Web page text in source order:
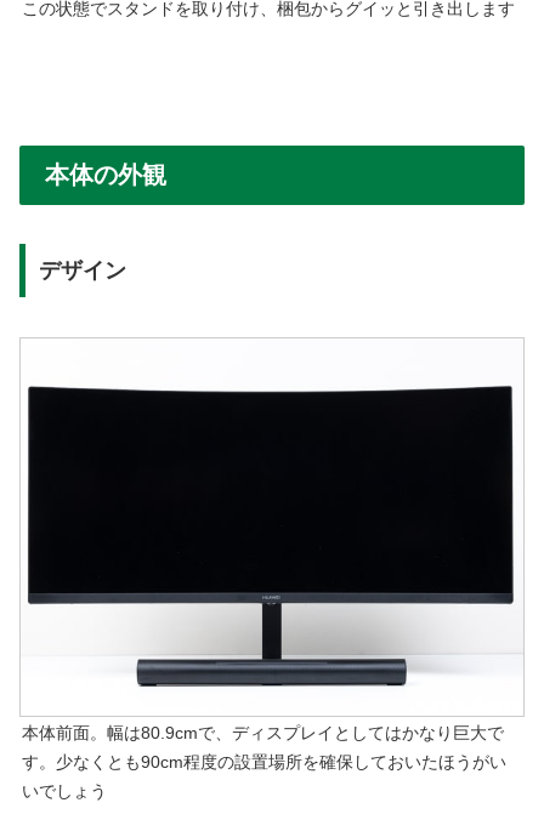
この状態でスタンドを取り付け、梱包からグイッと引き出します
本体の外観
デザイン
本体前面。幅は80.9cmで、ディスプレイとしてはかなり巨大で
す。少なくとも90cm程度の設置場所を確保しておいたほうがい
いでしょう